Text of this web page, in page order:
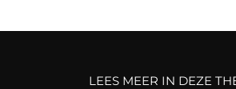
LEES MEER IN DEZE